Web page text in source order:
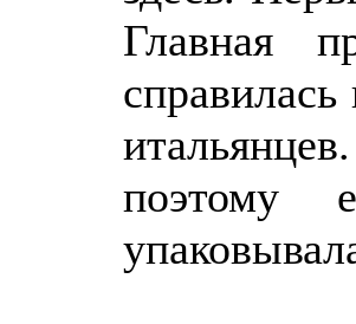
Главная
поэтому